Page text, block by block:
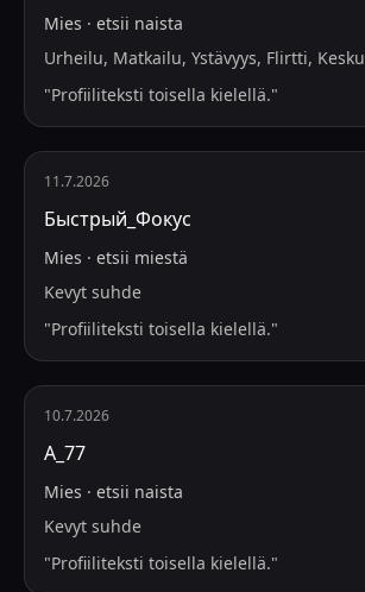
Mies · etsii naista
Urheilu, Matkailu, Ystävyys, Flirtti,
"Profiiliteksti toisella kielellä."
11.7.2026
Быстрый_Фокус
Mies · etsii miestä
Kevyt suhde
"Profiiliteksti toisella kielellä."
10.7.2026
А_77
Mies · etsii naista
Kevyt suhde
"Profiiliteksti toisella kielellä."